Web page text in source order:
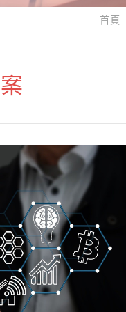
首頁